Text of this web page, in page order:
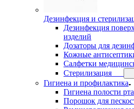
Дезинфекция и
Дезинфекция
изделий
Дозаторы для
Кожные
Салфетки
Стерилизация
Гигиена и профилактика
Гигиена полости рта
Порошок для